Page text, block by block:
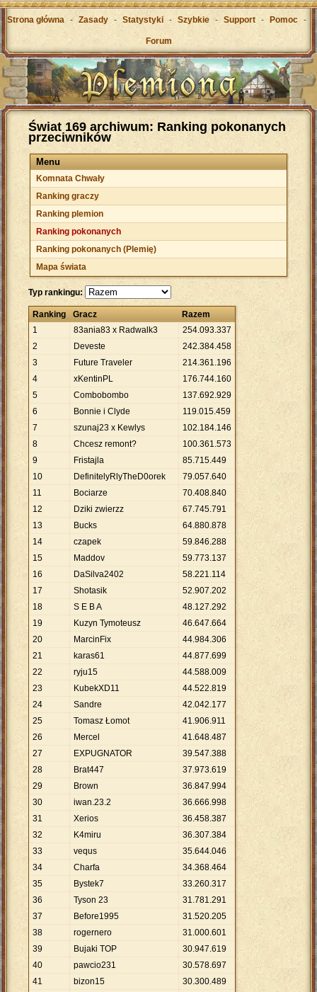
Strona główna - Zasady - Statystyki - Szybkie - Support - Pomoc -
Forum
Świat 169 archiwum: Ranking pokonanych
przeciwników
Menu
Komnata Chwały
Ranking graczy
Ranking plemion
Ranking pokonanych
Ranking pokonanych (Plemię)
Mapa świata
Typ rankingu:
Ranking Gracz
Razem
1
83ania83 x Radwalk3 254.093.337
2
Deveste 242.384.458
3
Future Traveler 214.361.196
4
xKentinPL 176.744.160
5
Combobombo 137.692.929
6
Bonnie i Clyde 119.015.459
7
szunaj23 x Kewlys 102.184.146
8
Chcesz remont? 100.361.573
9
Fristajla 85.715.449
10
DefinitelyRlyTheD0orek 79.057.640
11
Bociarze 70.408.840
12
Dziki zwierzz 67.745.791
13
Bucks 64.880.878
14
czapek 59.846.288
15
Maddov 59.773.137
16
DaSilva2402 58.221.114
17
Shotasik 52.907.202
18
S E B A 48.127.292
19
Kuzyn Tymoteusz 46.647.664
20
MarcinFix 44.984.306
21
karas61 44.877.699
22
ryju15 44.588.009
23
KubekXD11 44.522.819
24
Sandre 42.042.177
25
Tomasz Łomot 41.906.911
26
Mercel 41.648.487
27
EXPUGNATOR 39.547.388
28
Brat447 37.973.619
29
Brown 36.847.994
30
iwan.23.2 36.666.998
31
Xerios 36.458.387
32
K4miru 36.307.384
33
vequs 35.644.046
34
Charfa 34.368.464
35
Bystek7 33.260.317
36
Tyson 23 31.781.291
37
Before1995 31.520.205
38
rogernero 31.000.601
39
Bujaki TOP 30.947.619
40
pawcio231 30.578.697
41
bizon15 30.300.489